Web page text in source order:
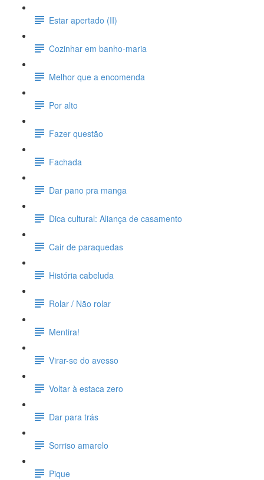
Estar apertado (II)
Cozinhar em banho-maria
Melhor que a encomenda
Por alto
Fazer questão
Fachada
Dar pano pra manga
Dica cultural: Aliança de casamento
Cair de paraquedas
História cabeluda
Rolar / Não rolar
Mentira!
Virar-se do avesso
Voltar à estaca zero
Dar para trás
Sorriso amarelo
Pique